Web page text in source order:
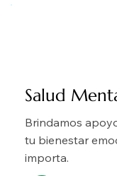
Salud
Brindamos
tu bienestar
importa.